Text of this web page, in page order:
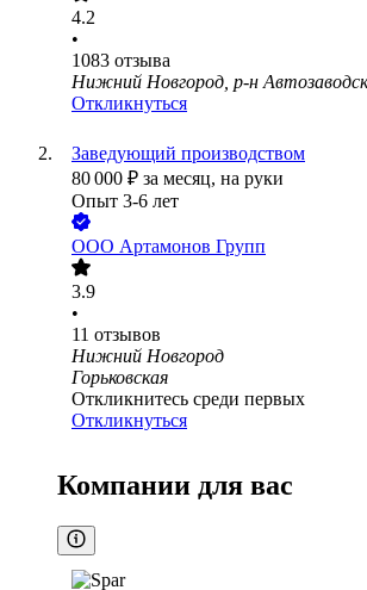
4.2
•
1083 отзыва
Нижний Новгород, р-н
Откликнуться
Заведующий производством
80 000 ₽ за месяц, на руки
Опыт 3-6 лет
ООО Артамонов Групп
3.9
•
11 отзывов
Нижний Новгород
Горьковская
Откликнитесь среди первых
Откликнуться
Компании для вас